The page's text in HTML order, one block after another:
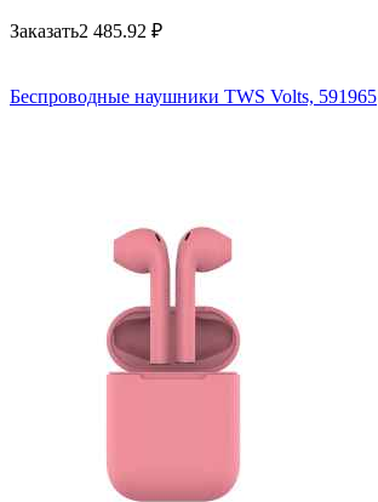
Заказать2 485.92 ₽
Беспроводные наушники TWS Volts, 591965